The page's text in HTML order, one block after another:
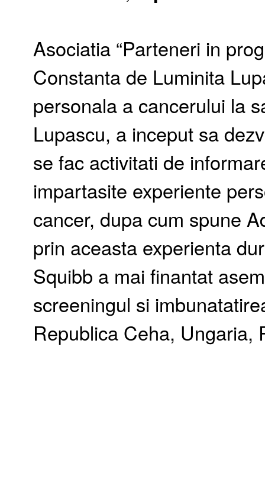
Asociatia “Parteneri in
Constanta de Luminita
personala a cancerului la
Lupascu, a inceput sa
se fac activitati de
impartasite experiente
cancer, dupa cum spune
prin aceasta experienta
Squibb a mai finantat
screeningul si
Republica Ceha, Ungaria,